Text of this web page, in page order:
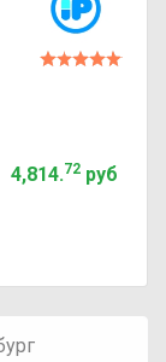
4,814.72руб